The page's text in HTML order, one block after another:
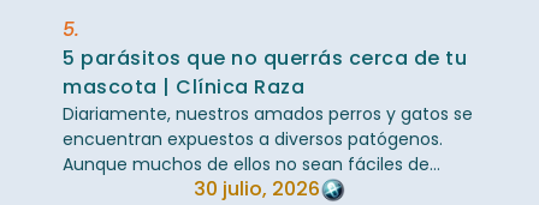
5.
5 parásitos que no querrás cerca de tu
mascota | Clínica Raza
Diariamente, nuestros amados perros y gatos se
encuentran expuestos a diversos patógenos.
Aunque muchos de ellos no sean fáciles de
observar a simple vista, pueden habitar en su ...
30 julio, 2026